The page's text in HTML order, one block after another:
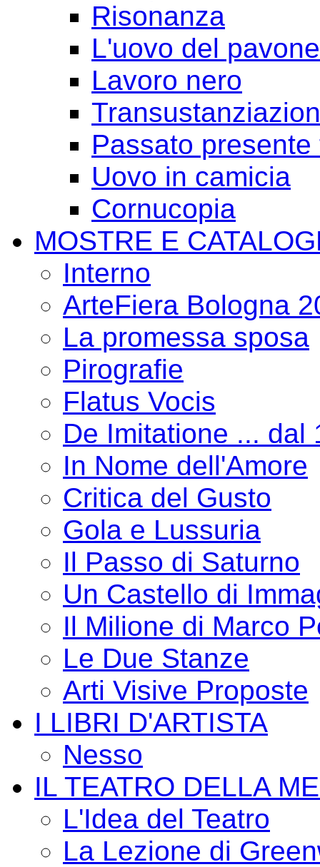
Risonanza
L'uovo del pavone
Lavoro nero
Passato presente
Uovo in camicia
Cornucopia
MOSTRE E
Interno
ArteFiera Bologna
La promessa sposa
Pirografie
Flatus Vocis
De Imitatione ... dal
In Nome dell'Amore
Critica del Gusto
Gola e Lussuria
Il Passo di Saturno
Un Castello di
Il Milione di Marco
Le Due Stanze
Arti Visive Proposte
I LIBRI D'ARTISTA
Nesso
IL TEATRO DELLA
L'Idea del Teatro
La Lezione di